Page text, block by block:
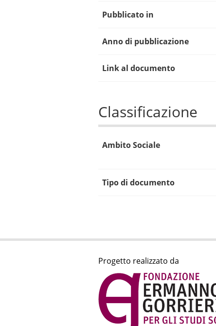
Pubblicato in
Anno di pubblicazione
Link al documento
Classificazione
Ambito Sociale
Tipo di documento
Progetto realizzato da